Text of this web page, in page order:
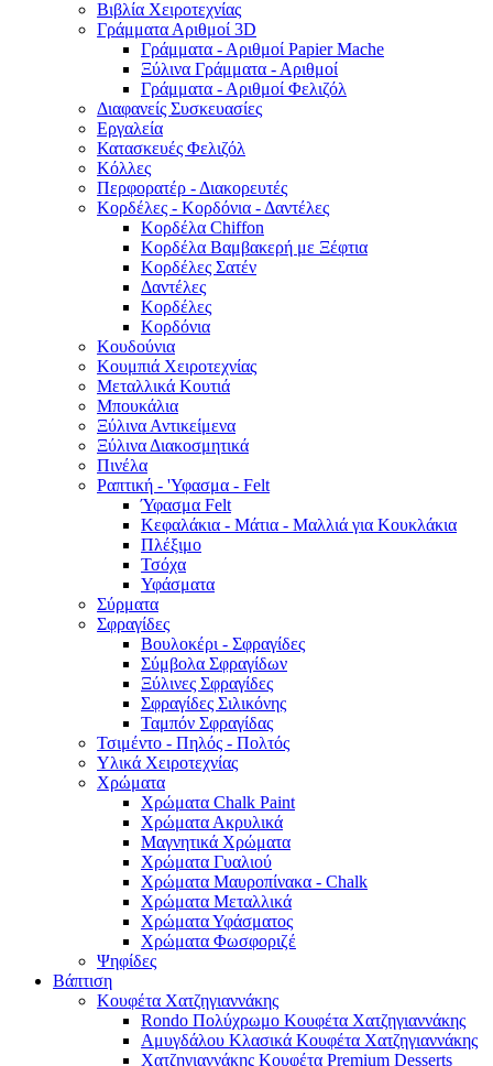
Βιβλία Χειροτεχνίας
Γράμματα Αριθμοί 3D
Γράμματα - Αριθμοί Papier Mache
Ξύλινα Γράμματα - Αριθμοί
Γράμματα - Αριθμοί Φελιζόλ
Διαφανείς Συσκευασίες
Εργαλεία
Κατασκευές Φελιζόλ
Κόλλες
Περφορατέρ - Διακορευτές
Κορδέλες - Κορδόνια - Δαντέλες
Κορδέλα Chiffon
Κορδέλα Βαμβακερή με Ξέφτια
Κορδέλες Σατέν
Δαντέλες
Κορδέλες
Κορδόνια
Κουδούνια
Κουμπιά Χειροτεχνίας
Μεταλλικά Κουτιά
Μπουκάλια
Ξύλινα Αντικείμενα
Ξύλινα Διακοσμητικά
Πινέλα
Ραπτική - 'Υφασμα - Felt
Ύφασμα Felt
Κεφαλάκια - Μάτια - Μαλλιά για Κουκλάκια
Πλέξιμο
Τσόχα
Υφάσματα
Σύρματα
Σφραγίδες
Βουλοκέρι - Σφραγίδες
Σύμβολα Σφραγίδων
Ξύλινες Σφραγίδες
Σφραγίδες Σιλικόνης
Ταμπόν Σφραγίδας
Τσιμέντο - Πηλός - Πολτός
Υλικά Χειροτεχνίας
Χρώματα
Χρώματα Chalk Paint
Χρώματα Ακρυλικά
Μαγνητικά Χρώματα
Χρώματα Γυαλιού
Χρώματα Μαυροπίνακα - Chalk
Χρώματα Μεταλλικά
Χρώματα Υφάσματος
Χρώματα Φωσφοριζέ
Ψηφίδες
Βάπτιση
Κουφέτα Χατζηγιαννάκης
Rondo Πολύχρωμο Κουφέτα Χατζηγιαννάκης
Αμυγδάλου Κλασικά Κουφέτα Χατζηγιαννάκης
Χατζηγιαννάκης Κουφέτα Premium Desserts